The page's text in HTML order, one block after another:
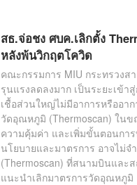
สธ.จ่อชง ศบค.เลิกตั้ง
หลังพ้นวิกฤตโควิด
คณะกรรมการ MIU กระทรวง
รุนแรงลดลงมาก เป็นระยะเข้
เชื้อส่วนใหญ่ไม่มีอาการหรืออา
วัดอุณหภูมิ (Thermoscan) ใน
ความคุ้มค่า และเพิ่มขั้นตอนการ
นโยบายและมาตรการ อาจไม่จ
(Thermoscan) ที่สนามบินและ
แนะนำเลิกมาตรการวัดอุณหภูมิ